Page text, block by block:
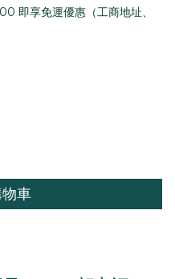
即享免運優惠（工商地址、
車